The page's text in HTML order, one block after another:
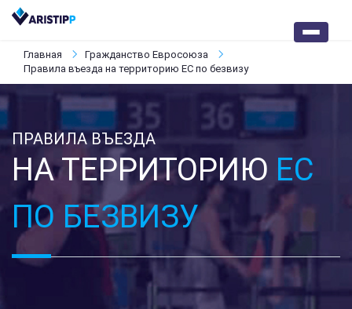
Главная
Гражданство Евросоюза
Правила въезда на территорию ЕС по безвизу
ПРАВИЛА ВЪЕЗДА
НА ТЕРРИТОРИЮ ЕС
ПО БЕЗВИЗУ